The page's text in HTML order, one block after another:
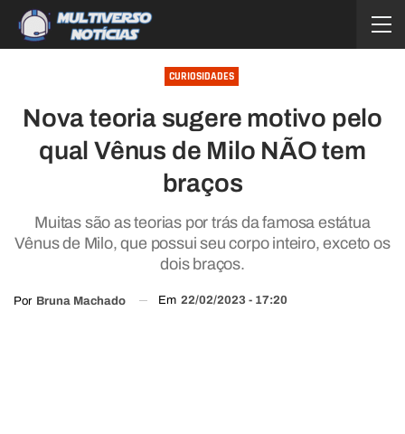
CURIOSIDADES
Nova teoria sugere motivo pelo
qual Vênus de Milo NÃO tem
braços
Muitas são as teorias por trás da famosa estátua
Vênus de Milo, que possui seu corpo inteiro, exceto os
dois braços.
Por Bruna Machado Em 22/02/2023 - 17:20